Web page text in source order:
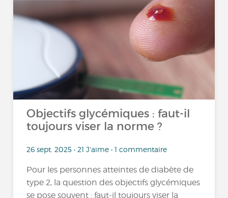
Objectifs glycémiques : faut-il
toujours viser la norme ?
26 sept. 2025 • 21 J'aime • 1 commentaire
Pour les personnes atteintes de diabète de
type 2, la question des objectifs glycémiques
se pose souvent : faut-il toujours viser la